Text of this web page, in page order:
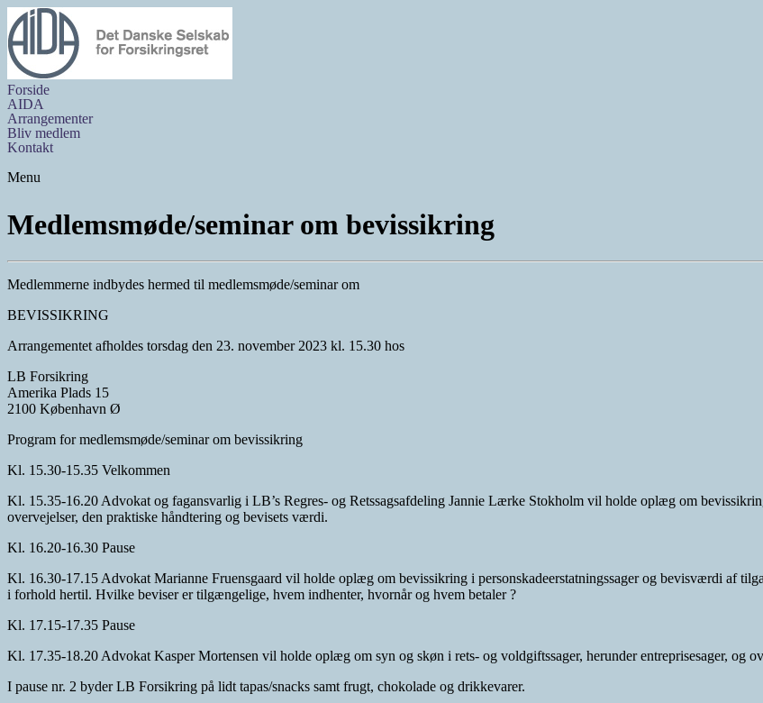
Forside
AIDA
Arrangementer
Bliv medlem
Kontakt
Menu
Medlemsmøde/seminar om bevissikring
Medlemmerne indbydes hermed til medlemsmøde/seminar om
BEVISSIKRING
Arrangementet afholdes torsdag den 23. november 2023 kl. 15.30 hos
LB Forsikring
Amerika Plads 15
2100 København Ø
Program for medlemsmøde/seminar om bevissikring
Kl. 15.30-15.35 Velkommen
Kl. 15.35-16.20 Advokat og fagansvarlig i LB’s Regres- og Retssagsafdeling Jannie Lærke Stokholm vil holde oplæg om
overvejelser, den praktiske håndtering og bevisets værdi.
Kl. 16.20-16.30 Pause
Kl. 16.30-17.15 Advokat Marianne Fruensgaard vil holde oplæg om bevissikring i personskadeerstatningssager og bevisværdi af
i forhold hertil. Hvilke beviser er tilgængelige, hvem indhenter, hvornår og hvem betaler ?
Kl. 17.15-17.35 Pause
Kl. 17.35-18.20 Advokat Kasper Mortensen vil holde oplæg om syn og skøn i rets- og voldgiftssager, herunder entreprisesager, og
I pause nr. 2 byder LB Forsikring på lidt tapas/snacks samt frugt, chokolade og drikkevarer.